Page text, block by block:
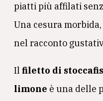
piatti più affilati
Una cesura
nel racconto
Il filetto di
limone è una delle